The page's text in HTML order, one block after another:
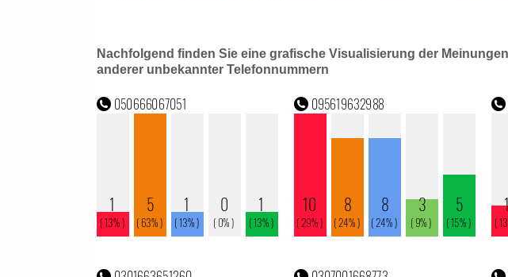
Nachfolgend finden Sie eine grafische Visualisierung der Meinungen
anderer unbekannter Telefonnummern